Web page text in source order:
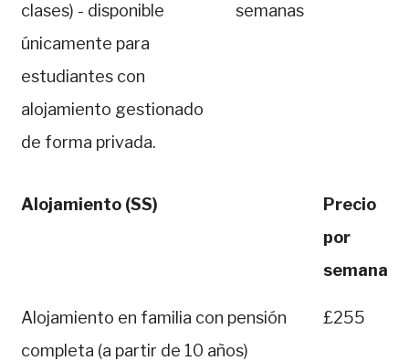
clases) - disponible
únicamente para
estudiantes con
alojamiento gestionado
de forma privada.
semanas
Alojamiento (SS)
Precio
por
semana
Alojamiento en familia con pensión
completa (a partir de 10 años)
£255